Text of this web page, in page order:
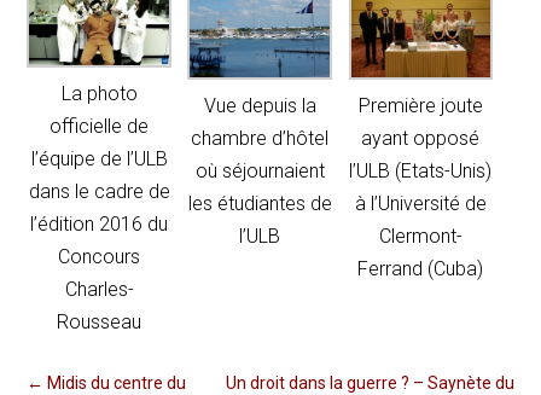
La photo
officielle de
l’équipe de l’ULB
dans le cadre de
l’édition 2016 du
Concours
Charles-
Rousseau
Vue depuis la
chambre d’hôtel
où séjournaient
les étudiantes de
l’ULB
Première joute
ayant opposé
l’ULB (Etats-Unis)
à l’Université de
Clermont-
Ferrand (Cuba)
←Midis du centre du
Un droit dans la guerre ? – Saynète du